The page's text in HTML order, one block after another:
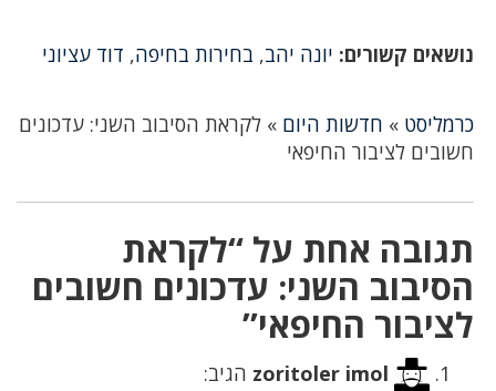
נושאים קשורים: יונה יהב, בחירות בחיפה, דוד עציוני
כרמליסט » חדשות היום » לקראת הסיבוב השני: עדכונים
חשובים לציבור החיפאי
תגובה אחת על “לקראת
הסיבוב השני: עדכונים חשובים
לציבור החיפאי”
zoritoler imol הגיב: